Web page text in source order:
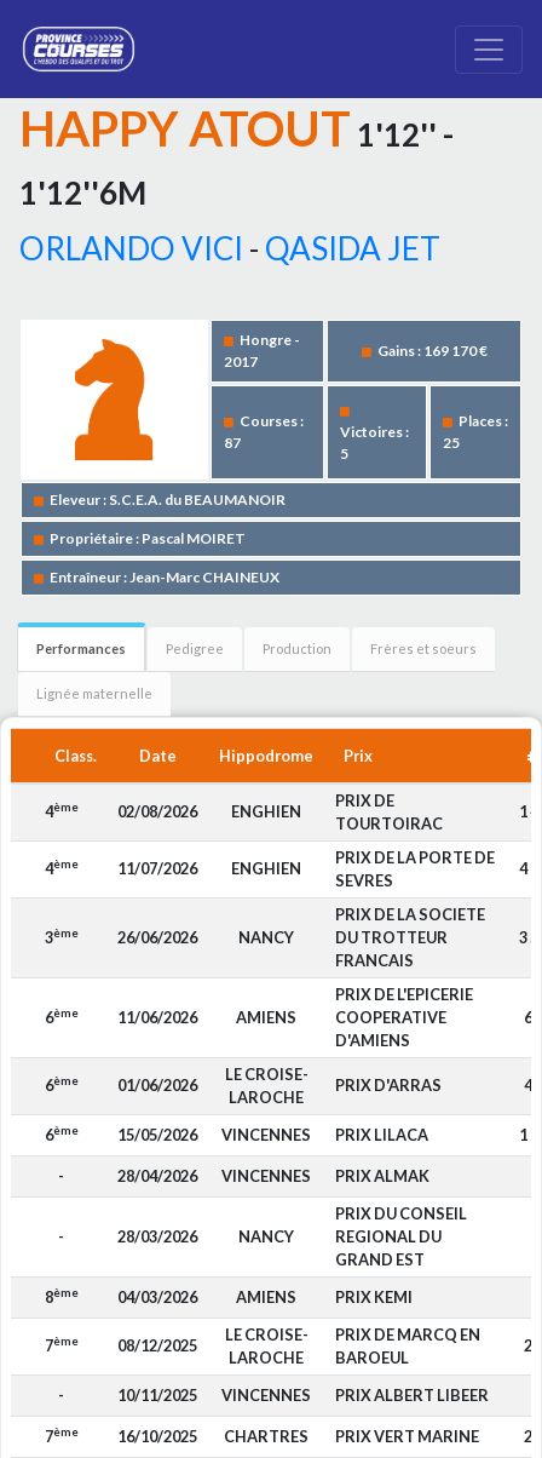
HAPPY ATOUT 1'12'' -
1'12''6M
ORLANDO VICI - QASIDA JET
Hongre -
2017
Gains : 169 170 €
Courses :
87
Victoires :
5
Places :
25
Eleveur : S.C.E.A. du BEAUMANOIR
Propriétaire : Pascal MOIRET
Entraîneur : Jean-Marc CHAINEUX
Performances Pedigree Production Frères et soeurs
Lignée maternelle
Class. Date Hippodrome Prix
4ème 02/08/2026 ENGHIEN
PRIX DE
TOURTOIRAC
1
4ème 11/07/2026 ENGHIEN
PRIX DE LA PORTE DE
SEVRES
4
3ème 26/06/2026 NANCY
PRIX DE LA SOCIETE
DU TROTTEUR
FRANCAIS
3
6ème 11/06/2026 AMIENS
PRIX DE L'EPICERIE
COOPERATIVE
D'AMIENS
6ème 01/06/2026
LE CROISE-
LAROCHE
PRIX D'ARRAS
6ème 15/05/2026 VINCENNES PRIX LILACA 1
- 28/04/2026 VINCENNES PRIX ALMAK
- 28/03/2026 NANCY
PRIX DU CONSEIL
REGIONAL DU
GRAND EST
8ème 04/03/2026 AMIENS PRIX KEMI
7ème 08/12/2025
LE CROISE-
LAROCHE
PRIX DE MARCQ EN
BAROEUL
- 10/11/2025 VINCENNES PRIX ALBERT LIBEER
7ème 16/10/2025 CHARTRES PRIX VERT MARINE